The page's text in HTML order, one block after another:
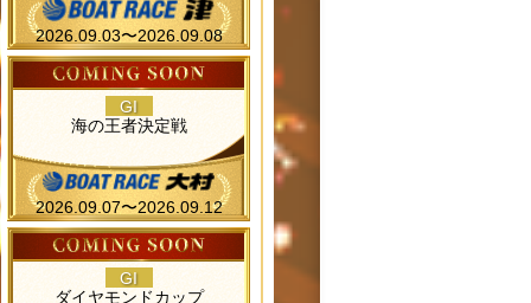
2026.09.03〜2026.09.08
GI
海の王者決定戦
2026.09.07〜2026.09.12
GI
ダイヤモンドカップ